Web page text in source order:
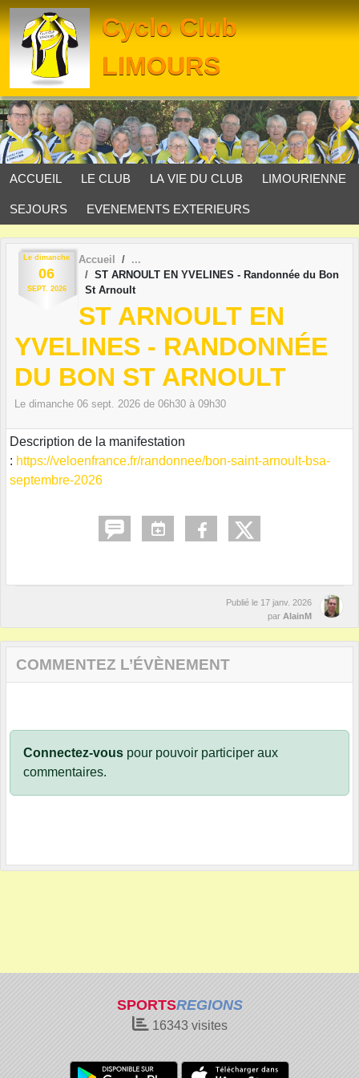
Cyclo Club
LIMOURS
ACCUEIL LE CLUB LA VIE DU CLUB LIMOURIENNE
SEJOURS EVENEMENTS EXTERIEURS
Le dimanche
06
SEPT. 2026
Accueil
ST ARNOULT EN YVELINES - Randonnée du Bon
St Arnoult
ST ARNOULT EN
YVELINES - RANDONNÉE
DU BON ST ARNOULT
Le dimanche 06 sept. 2026 de 06h30 à 09h30
Description de la manifestation
: https://veloenfrance.fr/randonnee/bon-saint-arnoult-bsa-
septembre-2026
Publié le 17 janv. 2026
par AlainM
COMMENTEZ L’ÉVÈNEMENT
Connectez-vous pour pouvoir participer aux
commentaires.
SPORTSREGIONS
16343visites
Panneau de gestion des cookies